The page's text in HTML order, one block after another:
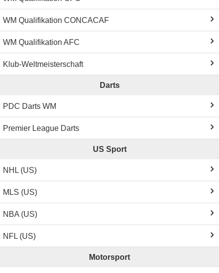
WM Qualifikation CONCACAF
WM Qualifikation AFC
Klub-Weltmeisterschaft
Darts
PDC Darts WM
Premier League Darts
US Sport
NHL (US)
MLS (US)
NBA (US)
NFL (US)
Motorsport